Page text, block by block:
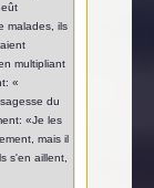
eût
malades, ils
multipliant
«
du
«Je les
mais il
s'en aillent,